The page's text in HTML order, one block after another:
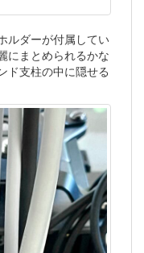
ルダーが付属してい
にまとめられるかな
ド支柱の中に隠せる